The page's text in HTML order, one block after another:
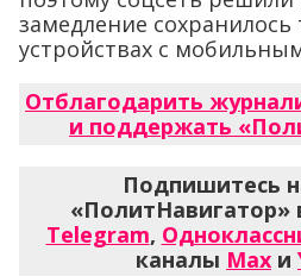
замедление сохранилось
устройствах с
Отблагодарить
и поддержать
Подпишитесь
«ПолитНавигатор»
Telegram,
каналы Max и